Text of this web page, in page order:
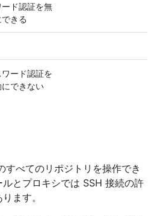
ード認証を無
きる
ード認証を
できない
べてのリポジトリを操作でき
とプロキシでは SSH 接続の許
ます。